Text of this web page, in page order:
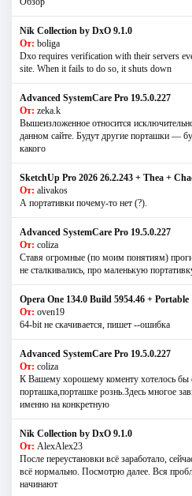
Nik Collection by DxO 9.1.0
От: boliga
Dxo requires verification with their servers
site. When it fails to do so, it shuts down
Advanced SystemCare Pro 19.5.0.227
От: zeka.k
Вышеизложенное относится
данном сайте. Будут другие порташки —
какого
SketchUp Pro 2026 26.2.243 + Thea +
От: alivakos
А портативки почему-то нет (?).
Advanced SystemCare Pro 19.5.0.227
От: coliza
Ставя огромные (по моим понятиям)
не сталкивались, про маленькую
Opera One 134.0 Build 5954.46 + Portable
От: oven19
64-bit не скачивается, пишет --ошибка
Advanced SystemCare Pro 19.5.0.227
От: coliza
К Вашему хорошему коменту хотелось бы
порташка,порташке рознь.Здесь многое
именно на конкретную
Nik Collection by DxO 9.1.0
От: AlexAlex23
После переустановки всё заработало,
всё нормально. Посмотрю далее. Вся
начинают